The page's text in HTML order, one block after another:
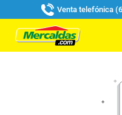
Venta telefónica